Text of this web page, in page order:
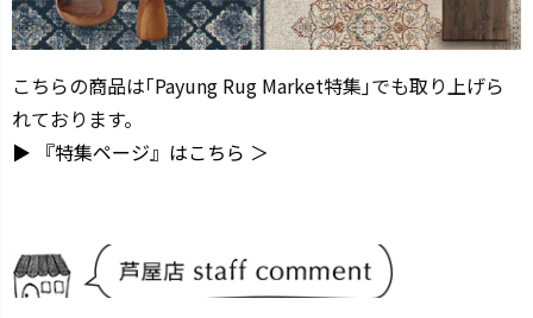
こちらの商品は｢Payung Rug Market特集｣でも取り上げら
れております。
▶ 『特集ページ』はこちら ＞